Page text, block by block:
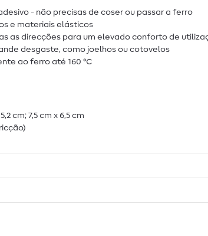
- não precisas de coser ou passar a ferro
e materiais elásticos
as direcções para um elevado conforto de
desgaste, como joelhos ou cotovelos
ao ferro até 160 °C
cm; 7,5 cm x 6,5 cm